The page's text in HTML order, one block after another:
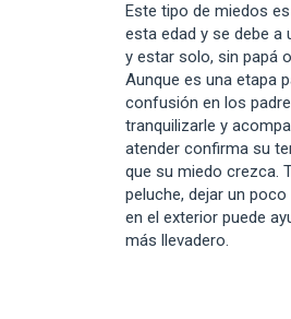
Este tipo de miedos
esta edad y se debe a
y estar solo, sin papá
Aunque es una etapa
confusión en los
tranquilizarle y
atender confirma su
que su miedo crezca.
peluche, dejar un
en el exterior puede
más llevadero.